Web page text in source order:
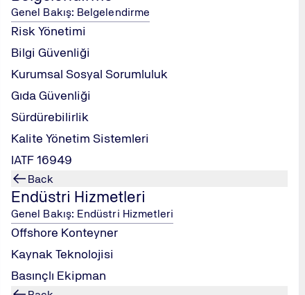
Genel Bakış: Belgelendirme
Risk Yönetimi
Bilgi Güvenliği
Kurumsal Sosyal Sorumluluk
Gıda Güvenliği
Sürdürebilirlik
Kalite Yönetim Sistemleri
IATF 16949
Back
Endüstri Hizmetleri
Genel Bakış: Endüstri Hizmetleri
Offshore Konteyner
Kaynak Teknolojisi
Basınçlı Ekipman
ISO 50001 Enerji Yönetim Sistemi Uygulama
Eğitimi
ISO 50006 Enerji Yönetim Sistemleri Eğitimi